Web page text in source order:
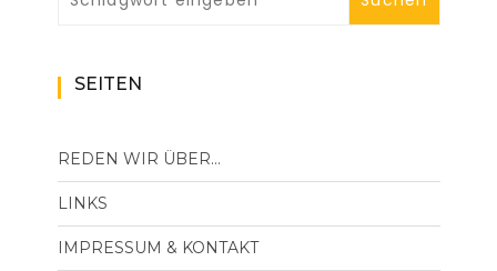
SEITEN
REDEN WIR ÜBER…
LINKS
IMPRESSUM & KONTAKT